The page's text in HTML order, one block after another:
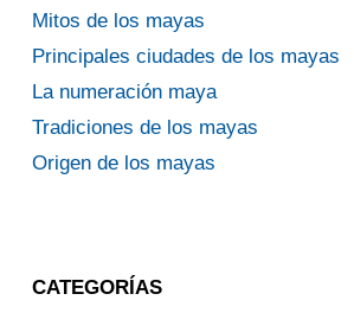
Mitos de los mayas
Principales ciudades de los mayas
La numeración maya
Tradiciones de los mayas
Origen de los mayas
CATEGORÍAS